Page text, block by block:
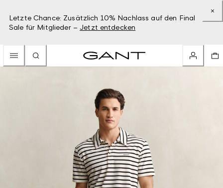
Letzte Chance: Zusätzlich 10% Nachlass auf den Final
Sale für Mitglieder – Jetzt entdecken